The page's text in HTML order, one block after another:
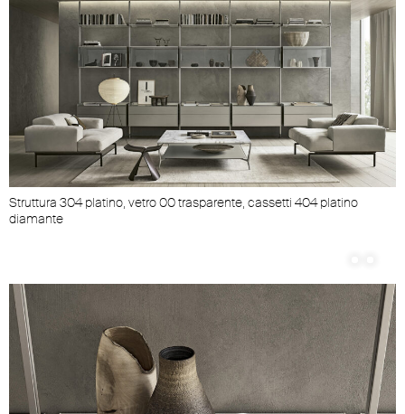
Struttura 304 platino, vetro 00 trasparente, cassetti 404 platino
diamante